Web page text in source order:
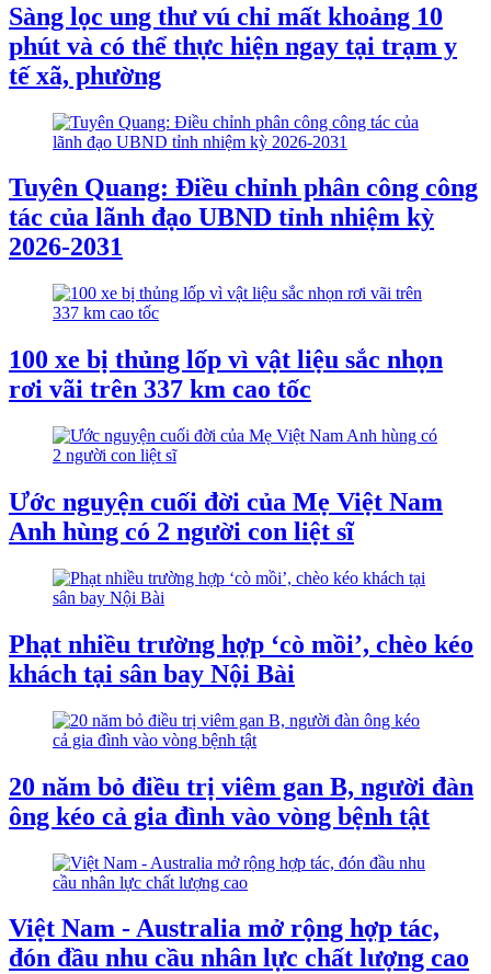
Sàng lọc ung thư vú chỉ mất khoảng 10
phút và có thể thực hiện ngay tại trạm y
tế xã, phường
Tuyên Quang: Điều chỉnh phân công công
tác của lãnh đạo UBND tỉnh nhiệm kỳ
2026-2031
100 xe bị thủng lốp vì vật liệu sắc nhọn
rơi vãi trên 337 km cao tốc
Ước nguyện cuối đời của Mẹ Việt Nam
Anh hùng có 2 người con liệt sĩ
Phạt nhiều trường hợp ‘cò mồi’, chèo kéo
khách tại sân bay Nội Bài
20 năm bỏ điều trị viêm gan B, người đàn
ông kéo cả gia đình vào vòng bệnh tật
Việt Nam - Australia mở rộng hợp tác,
đón đầu nhu cầu nhân lực chất lượng cao